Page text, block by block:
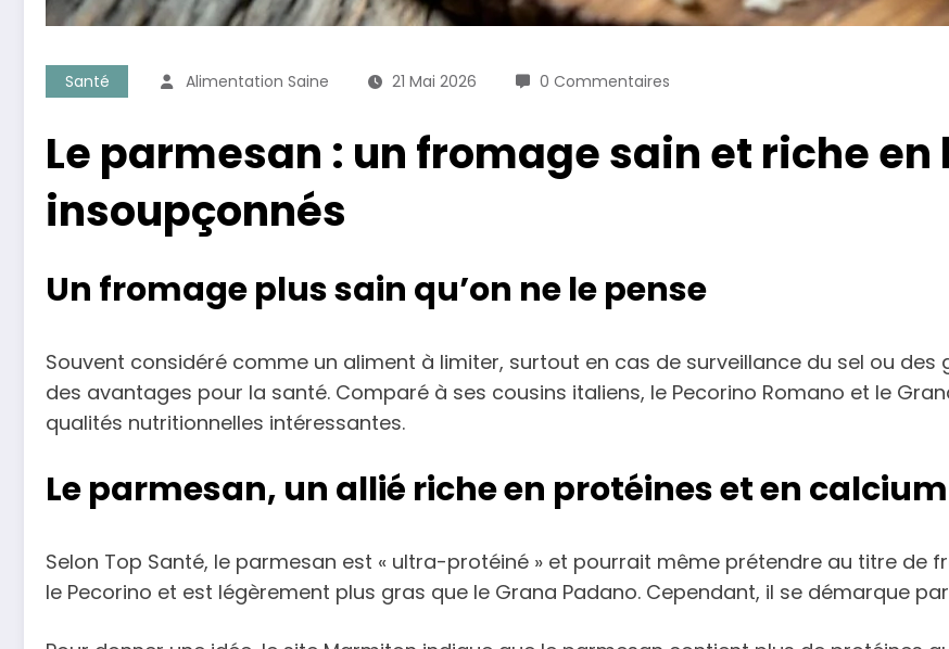
Santé Alimentation Saine 21 Mai 2026 0 Commentaires
Le parmesan : un fromage sain et riche
insoupçonnés
Un fromage plus sain qu’on ne le pense
Souvent considéré comme un aliment à limiter, surtout en cas de surveillance du sel ou
des avantages pour la santé. Comparé à ses cousins italiens, le Pecorino Romano et le
qualités nutritionnelles intéressantes.
Le parmesan, un allié riche en protéines et en calcium
Selon Top Santé, le parmesan est « ultra-protéiné » et pourrait même prétendre au titre de
le Pecorino et est légèrement plus gras que le Grana Padano. Cependant, il se démarque